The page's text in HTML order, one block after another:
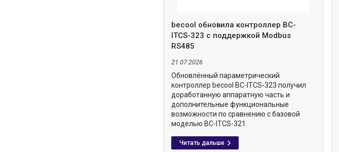
becool обновила контроллер BC-
ITCS-323 с поддержкой Modbus
RS485
21.07.2026
Обновлённый параметрический
контроллер becool BC-ITCS-323 получил
доработанную аппаратную часть и
дополнительные функциональные
возможности по сравнению с базовой
моделью BC-ITCS-321.